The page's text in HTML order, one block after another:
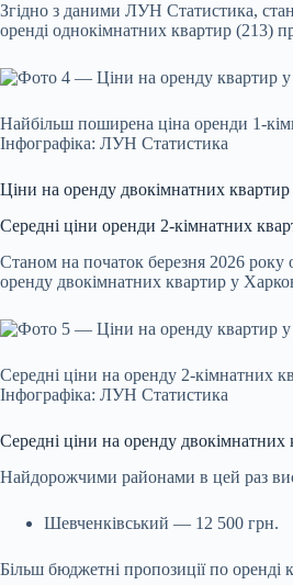
Згідно з даними ЛУН Статистика,
оренді однокімнатних квартир (213)
Найбільш поширена ціна оренди 1-
Інфографіка: ЛУН Статистика
Ціни на оренду двокімнатних квартир
Середні ціни оренди 2-кімнатних
Станом на початок березня 2026 року
оренду двокімнатних квартир у
Середні ціни на оренду 2-кімнатних
Інфографіка: ЛУН Статистика
Середні ціни на оренду
Найдорожчими районами в цей раз
Шевченківський — 12 500 грн.
Більш бюджетні пропозиції по оренді